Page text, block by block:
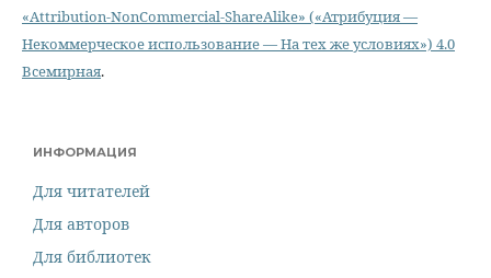
«Attribution-NonCommercial-ShareAlike» («Атрибуция —
Некоммерческое использование — На тех же условиях») 4.0
Всемирная.
ИНФОРМАЦИЯ
Для читателей
Для авторов
Для библиотек